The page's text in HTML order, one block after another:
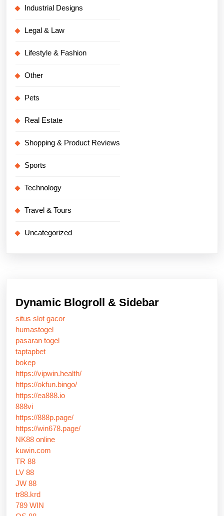
Industrial Designs
Legal & Law
Lifestyle & Fashion
Other
Pets
Real Estate
Shopping & Product Reviews
Sports
Technology
Travel & Tours
Uncategorized
Dynamic Blogroll & Sidebar
situs slot gacor
humastogel
pasaran togel
taptapbet
bokep
https://vipwin.health/
https://okfun.bingo/
https://ea888.io
888vi
https://888p.page/
https://win678.page/
NK88 online
kuwin.com
TR 88
LV 88
JW 88
tr88.krd
789 WIN